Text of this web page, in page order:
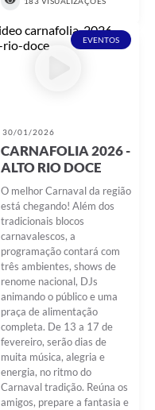
EVENTOS
30/01/2026
CARNAFOLIA 2026 -
ALTO RIO DOCE
O melhor Carnaval da região
está chegando! Além dos
tradicionais blocos
carnavalescos, a
programação contará com
três ambientes, shows de
renome nacional, DJs
animando o público e uma
praça de alimentação
completa. De 13 a 17 de
fevereiro, serão dias de
muita música, alegria e
energia, no ritmo do
Carnaval tradição. Reúna os
amigos, prepare a fantasia e